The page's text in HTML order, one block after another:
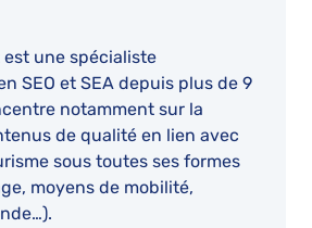
est une spécialiste
SEO et SEA depuis plus de 9
notamment sur la
de qualité en lien avec
sous toutes ses formes
moyens de mobilité,